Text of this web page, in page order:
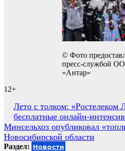
© Фото
пресс-службой
«Антар»
12+
Навигация
по
записям
Лето с толком: «Ростелеком
бесплатные онлайн-
Минсельхоз опубликовал
Новосибирской области
Раздел: Новости